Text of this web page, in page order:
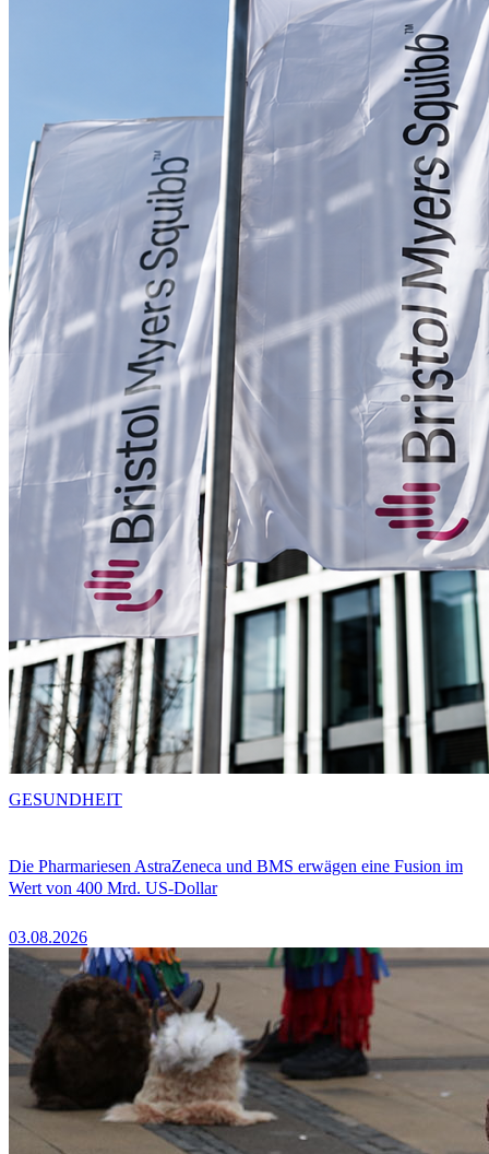
Die Pharmariesen AstraZeneca und BMS erwägen eine Fusion im
Wert von 400 Mrd. US-Dollar
03.08.2026
GESUNDHEIT